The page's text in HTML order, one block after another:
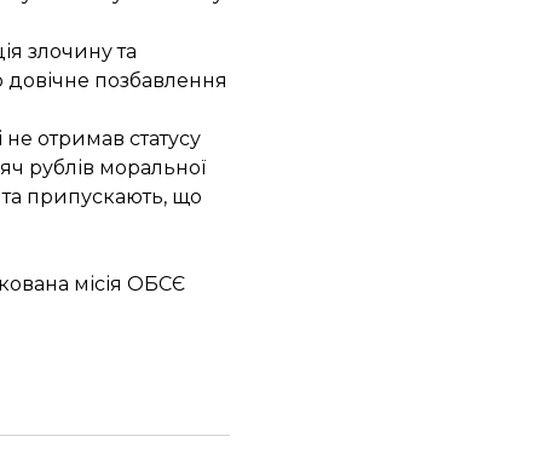
злочину та
позбавлення
отримав статусу
рублів моральної
та припускають, що
місія ОБСЄ